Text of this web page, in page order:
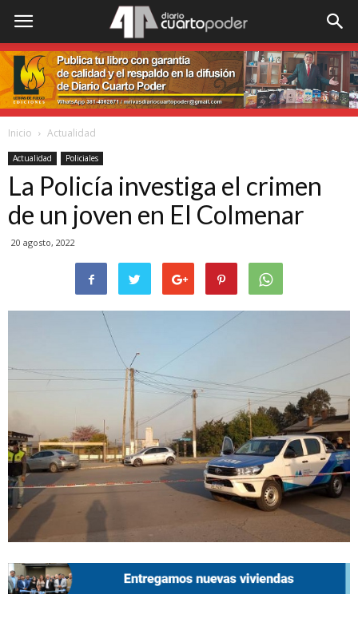
Inicio Actualidad
Actualidad Policiales
La Policía investiga el crimen
de un joven en El Colmenar
20 agosto, 2022